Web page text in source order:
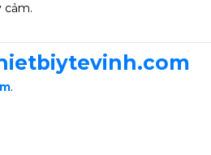
cảm.
.